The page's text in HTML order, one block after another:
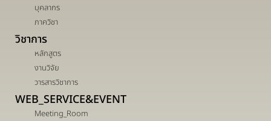
บุคลากร
ภาควิชา
วิชาการ
หลักสูตร
งานวิจัย
วารสารวิชาการ
WEB_SERVICE&EVENT
Meeting_Room